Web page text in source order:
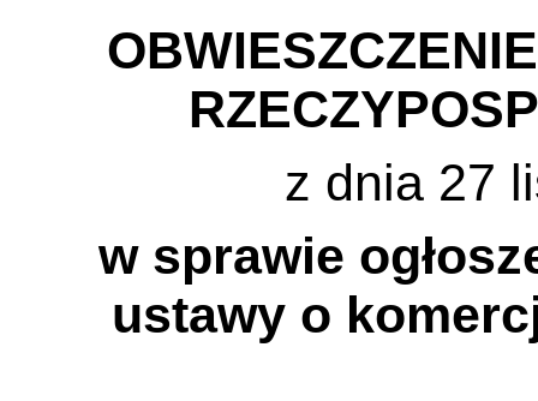
z dnia 27
w sprawie
ustawy o